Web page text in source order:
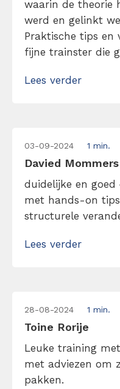
waarin de theorie
werd en gelinkt
Praktische tips en
fijne trainster die
hier goed op in
Lees verder
03-09-2024 1 min.
Davied Mommers
duidelijke en
met hands-on
structurele
Lees verder
28-08-2024 1 min.
Toine Rorije
Leuke training
met adviezen om
pakken.